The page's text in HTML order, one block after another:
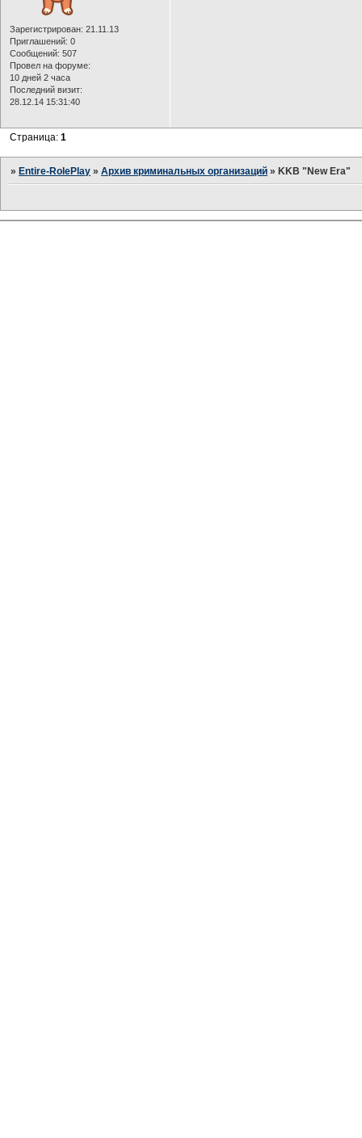
Зарегистрирован: 21.11.13
Приглашений: 0
Сообщений: 507
Провел на форуме:
10 дней 2 часа
Последний визит:
28.12.14 15:31:40
Страница:1
» Entire-RolePlay »Архив криминальных организаций » KKB "New Era"